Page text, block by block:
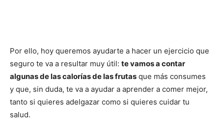
Por ello, hoy queremos ayudarte a hacer un ejercicio que
seguro te va a resultar muy útil: te vamos a contar
algunas de las calorías de las frutas que más consumes
y que, sin duda, te va a ayudar a aprender a comer mejor,
tanto si quieres adelgazar como si quieres cuidar tu
salud.